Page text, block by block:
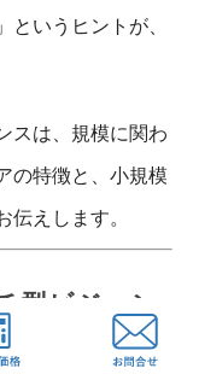
というヒントが、
スは、規模に関わ
の特徴と、小規模
伝えします。
型ビジョン